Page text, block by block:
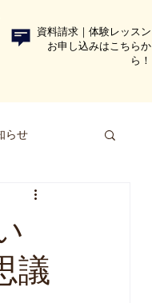
資料請求｜体験レッスン
お申し込みはこちらか
ら！​
らせ
議